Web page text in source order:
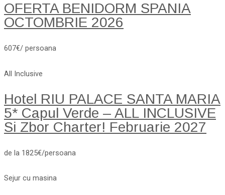
OFERTA BENIDORM SPANIA
OCTOMBRIE 2026
607€/ persoana
All Inclusive
Hotel RIU PALACE SANTA MARIA
5* Capul Verde – ALL INCLUSIVE
Si Zbor Charter! Februarie 2027
de la 1825€/persoana
Sejur cu masina